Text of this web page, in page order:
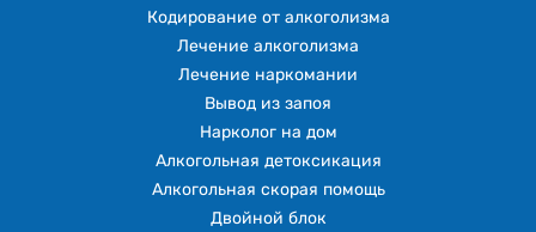
Кодирование от алкоголизма
Лечение алкоголизма
Лечение наркомании
Вывод из запоя
Нарколог на дом
Алкогольная детоксикация
Алкогольная скорая помощь
Двойной блок